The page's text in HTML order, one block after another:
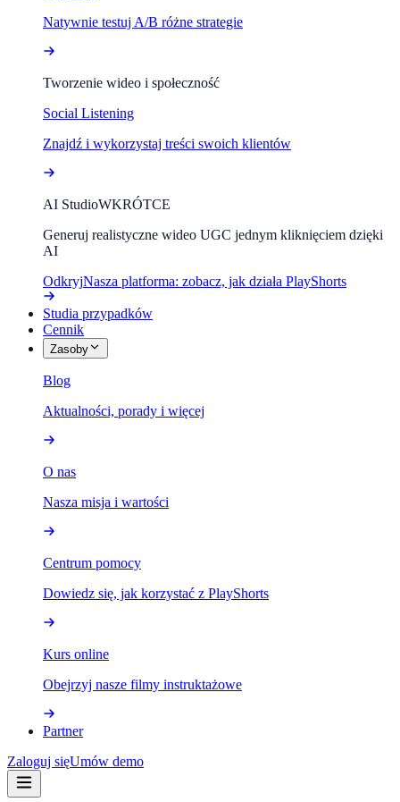
Natywnie testuj A/B różne strategie
Tworzenie wideo i społeczność
Social Listening
Znajdź i wykorzystaj treści swoich klientów
AI StudioWKRÓTCE
Generuj realistyczne wideo UGC jednym kliknięciem dzięki
AI
OdkryjNasza platforma: zobacz, jak działa PlayShorts
Studia przypadków
Cennik
Zasoby
Blog
Aktualności, porady i więcej
O nas
Nasza misja i wartości
Centrum pomocy
Dowiedz się, jak korzystać z PlayShorts
Kurs online
Obejrzyj nasze filmy instruktażowe
Partner
Zaloguj sięUmów demo